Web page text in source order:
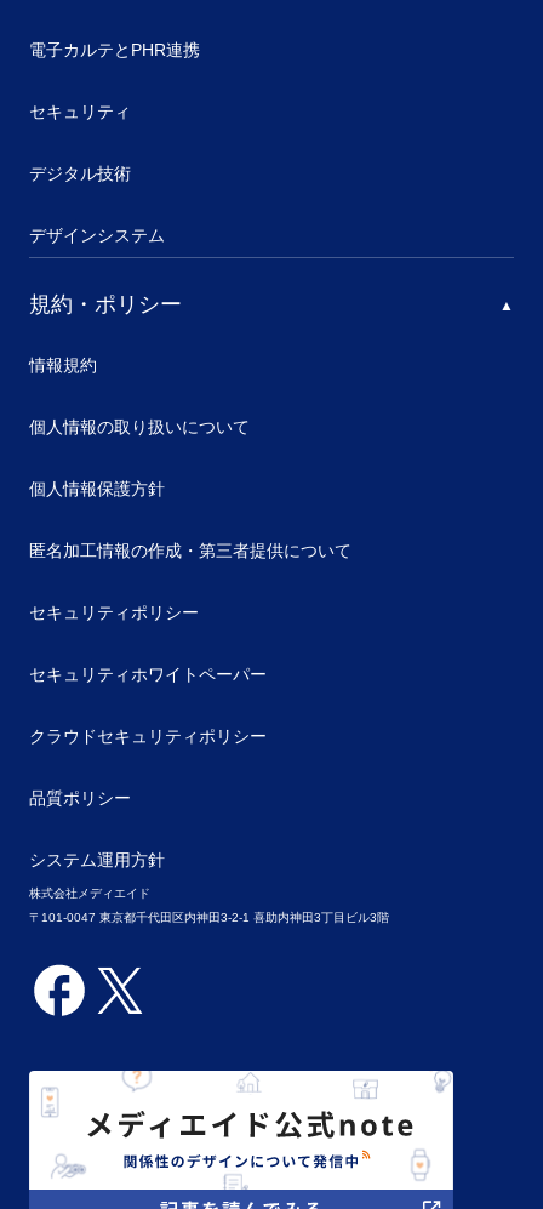
株式会社メディエイド
〒101-0047 東京都千代田区内神田3-2-1 喜助内神田3丁目ビル3階
電子カルテとPHR連携
セキュリティ
デジタル技術
デザインシステム
規約・ポリシー
情報規約
個人情報の取り扱いについて
個人情報保護方針
匿名加工情報の作成・第三者提供について
セキュリティポリシー
セキュリティホワイトペーパー
クラウドセキュリティポリシー
品質ポリシー
システム運用方針